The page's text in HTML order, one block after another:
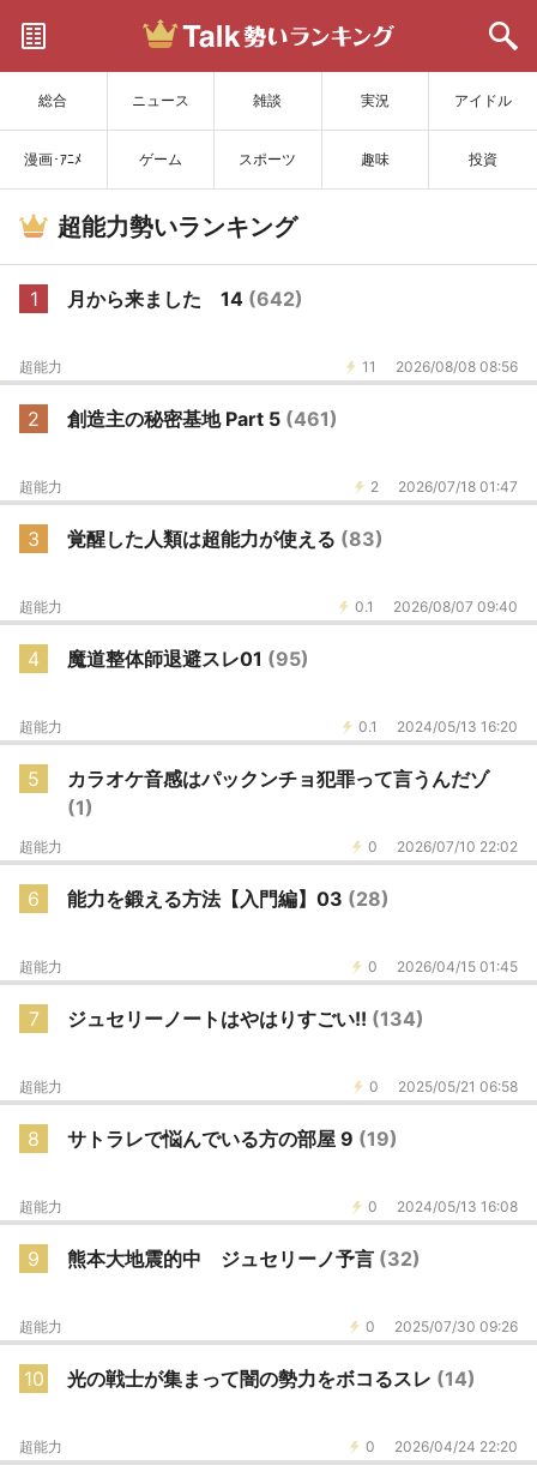
総合 ニュース 雑談 実況 アイドル
漫画･ｱﾆﾒ ゲーム スポーツ 趣味 投資
サイトを更新
超能力勢いランキング
1 月から来ました 14 (642)
11 2026/08/08 08:56
超能力
2 創造主の秘密基地 Part 5 (461)
2 2026/07/18 01:47
超能力
3 覚醒した人類は超能力が使える (83)
0.1 2026/08/07 09:40
超能力
4 魔道整体師退避スレ01 (95)
0.1 2024/05/13 16:20
超能力
5
カラオケ音感はパックンチョ犯罪って言うんだゾ
(1)
0 2026/07/10 22:02
超能力
6 能力を鍛える方法【入門編】03 (28)
0 2026/04/15 01:45
超能力
7 ジュセリーノートはやはりすごい!! (134)
0 2025/05/21 06:58
超能力
8 サトラレで悩んでいる方の部屋 9 (19)
0 2024/05/13 16:08
超能力
9 熊本大地震的中 ジュセリーノ予言 (32)
0 2025/07/30 09:26
超能力
10 光の戦士が集まって闇の勢力をボコるスレ (14)
0 2026/04/24 22:20
超能力